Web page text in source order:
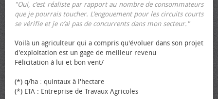
"Oui, c’est réaliste par rapport au nombre de consommateurs
que je pourrais toucher. L’engouement pour les circuits courts
se vérifie et je n’ai pas de concurrents dans mon secteur."
Voilà un agriculteur qui a compris qu'évoluer dans son projet
d'exploitation est un gage de meilleur revenu
Félicitation à lui et bon vent/
(*) q/ha : quintaux à l'hectare
(*) ETA : Entreprise de Travaux Agricoles